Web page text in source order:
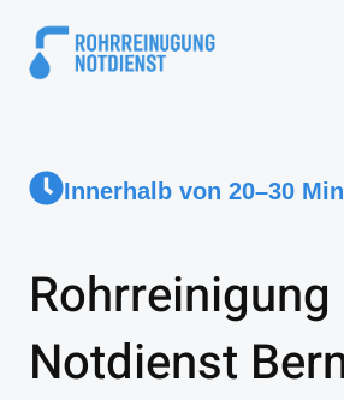
Innerhalb von 20–30
Rohrreinigung
Notdienst